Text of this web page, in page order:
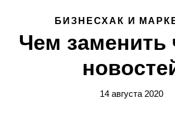
БИЗНЕСХАК И
Чем заменить
14 августа 2020